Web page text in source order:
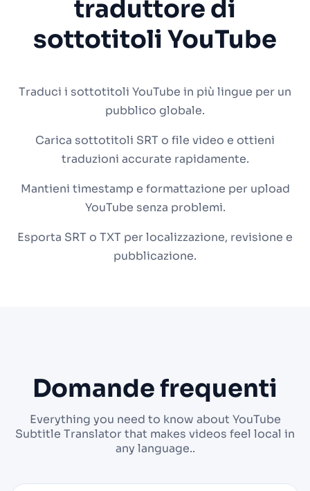
traduttore di
sottotitoli YouTube
Traduci i sottotitoli YouTube in più lingue per un
pubblico globale.
Carica sottotitoli SRT o file video e ottieni
traduzioni accurate rapidamente.
Mantieni timestamp e formattazione per upload
YouTube senza problemi.
Esporta SRT o TXT per localizzazione, revisione e
pubblicazione.
Domande frequenti
Everything you need to know about YouTube
Subtitle Translator that makes videos feel local in
any language..